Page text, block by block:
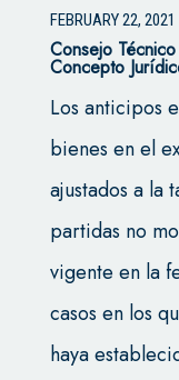
FEBRUARY 22, 2021
Consejo
Concepto
Los anticipos
bienes en el
ajustados a la
partidas no
vigente en la
casos en los
haya